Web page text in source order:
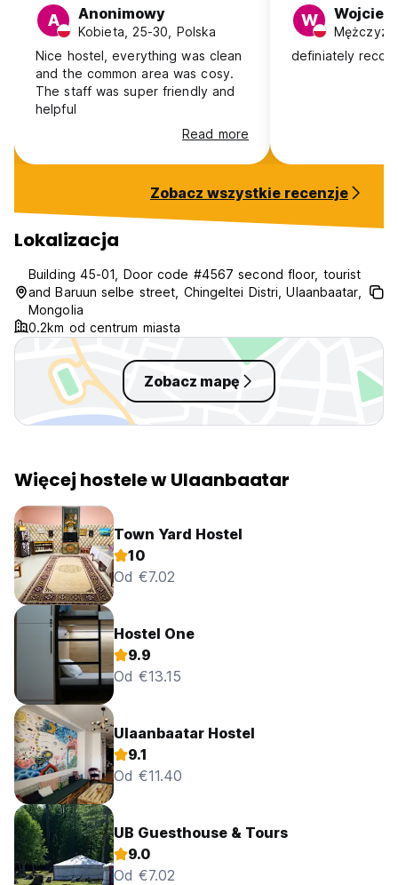
A Anonimowy
Kobieta, 25-30, Polska
Nice hostel, everything was clean
and the common area was cosy.
The staff was super friendly and
helpful
Read more
W
definiately
Zobacz wszystkie recenzje
Lokalizacja
Building 45-01, Door code #4567 second floor, tourist
and Baruun selbe street, Chingeltei Distri, Ulaanbaatar,
Mongolia
0.2km od centrum miasta
Zobacz mapę
Więcej hostele w Ulaanbaatar
Town Yard Hostel
10
Od €7.02
Hostel One
9.9
Od €13.15
Ulaanbaatar Hostel
9.1
Od €11.40
UB Guesthouse & Tours
9.0
Od €7.02